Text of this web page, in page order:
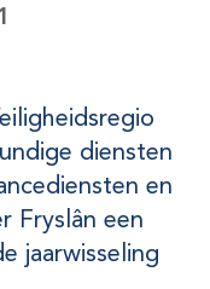
diensten
en
Fryslân een
jaarwisseling